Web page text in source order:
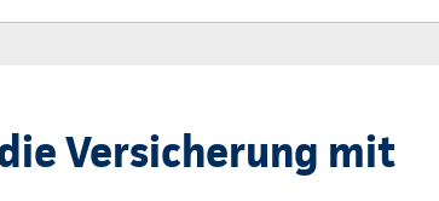
Versicherung mit